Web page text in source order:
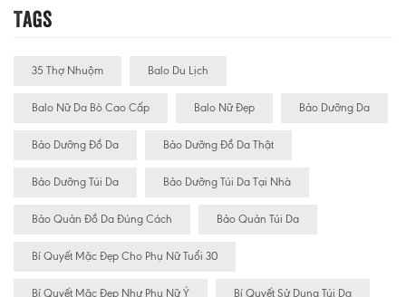
Tags
35 Thợ Nhuộm Balo Du Lịch
Balo Nữ Da Bò Cao Cấp Balo Nữ Đẹp Bảo Dưỡng Da
Bảo Dưỡng Đồ Da Bảo Dưỡng Đồ Da Thật
Bảo Dưỡng Túi Da Bảo Dưỡng Túi Da Tại Nhà
Bảo Quản Đồ Da Đúng Cách Bảo Quản Túi Da
Bí Quyết Mặc Đẹp Cho Phụ Nữ Tuổi 30
Bí Quyết Mặc Đẹp Như Phụ Nữ Ý Bí Quyết Sử Dụng Túi Da